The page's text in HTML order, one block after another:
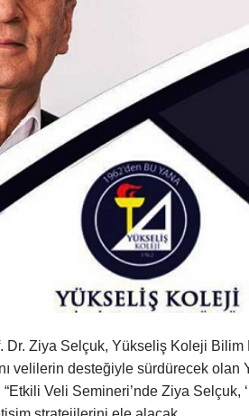
Dr. Ziya Selçuk, Yükseliş Koleji
velilerin desteğiyle sürdürecek olan
Veli Semineri’nde Ziya Selçuk,